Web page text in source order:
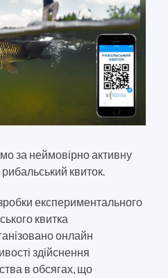
за неймовірно активну
квиток.
експериментального
квитка
онлайн
здійснення
в обсягах, що